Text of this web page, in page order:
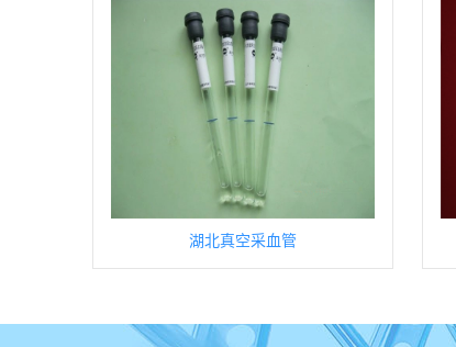
湖北真空采血管